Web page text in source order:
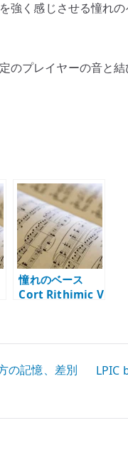
強く感じさせる憧れ
のプレイヤーの音と
憧れのベース
Cort Rithimic V
の記憶、差別
LPIC